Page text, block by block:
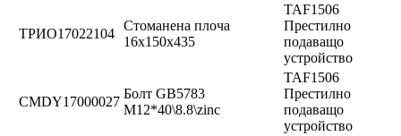
ТРИО17022104
Стоманена плоча
16x150x435
TAF1506
Престилно
подаващо
устройство
CMDY17000027
Болт GB5783
M12*40\8.8\zinc
TAF1506
Престилно
подаващо
устройство